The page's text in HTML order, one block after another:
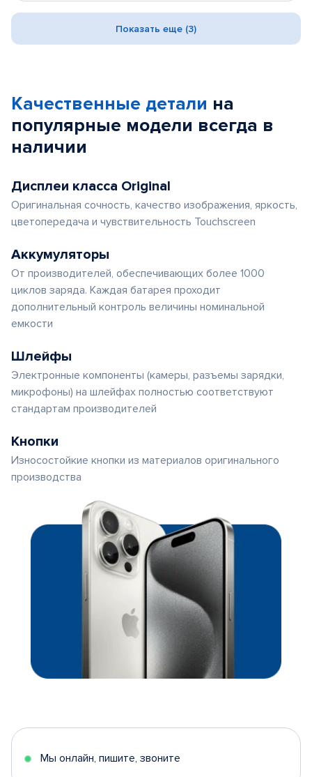
Показать еще (3)
Качественные детали на
популярные модели всегда в
наличии
Дисплеи класса Original
Оригинальная сочность, качество изображения, яркость,
цветопередача и чувствительность Touchscreen
Аккумуляторы
От производителей, обеспечивающих более 1000
циклов заряда. Каждая батарея проходит
дополнительный контроль величины номинальной
емкости
Шлейфы
Электронные компоненты (камеры, разъемы зарядки,
микрофоны) на шлейфах полностью соответствуют
стандартам производителей
Кнопки
Износостойкие кнопки из материалов оригинального
производства
Мы онлайн, пишите, звоните